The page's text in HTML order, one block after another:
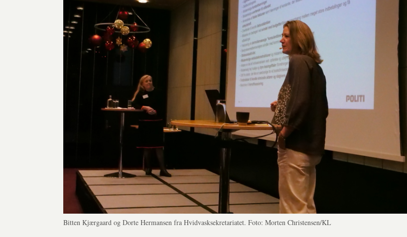
Bitten Kjærgaard og Dorte Hermansen fra Hvidvasksekretariatet. Foto: Morten Christensen/KL